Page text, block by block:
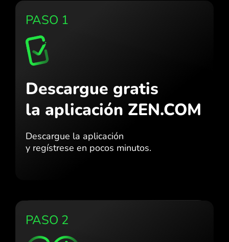
PASO 1
Descargue gratis
la aplicación ZEN.COM
Descargue la aplicación
y regístrese en pocos minutos.
PASO 2